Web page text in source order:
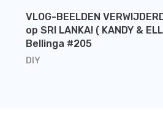
DIY
VLOG-BEELDEN
op SRI LANKA! ( KANDY &
Bellinga #205